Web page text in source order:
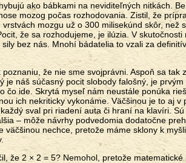
ako bábkami na neviditeľných nitkách.
mozog počas rozhodovania. Zistil, že
mozgu už o 300 milisekúnd skôr, než
že sa rozhodujeme, je ilúzia. V skutočnosti
bez nás. Mnohí bádatelia to vzali za
že nie sme svojprávni. Aspoň sa tak
je náš súčasný pocit slobody falošný, je prvým
čo ide. Skrytá myseľ nám neustále ponúka
ich nekriticky vykonáme. Väčšinou je to aj v
sval pri riadení auta či hraní na klavíri. Sú
– môže návrhy podvedomia dodatočne
väčšinou nechce, pretože máme sklony k
že 2 × 2 = 5? Nemohol, pretože matematické